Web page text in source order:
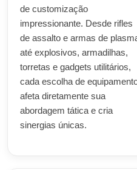
de customização
impressionante. Desde rifles
de assalto e armas de
até explosivos, armadilhas,
torretas e gadgets utilitários,
cada escolha de
afeta diretamente sua
abordagem tática e cria
sinergias únicas.